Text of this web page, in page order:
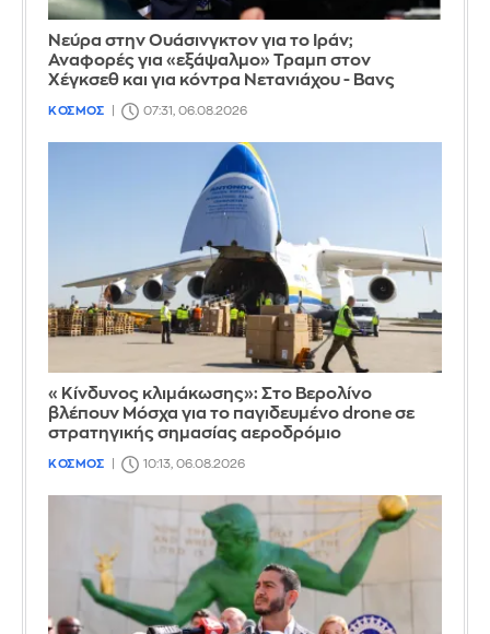
Νεύρα στην Ουάσινγκτον για το Ιράν;
Αναφορές για «εξάψαλμο» Τραμπ στον
Χέγκσεθ και για κόντρα Νετανιάχου - Βανς
ΚΟΣΜΟΣ 07:31, 06.08.2026
«Κίνδυνος κλιμάκωσης»: Στο Βερολίνο
βλέπουν Μόσχα για το παγιδευμένο drone σε
στρατηγικής σημασίας αεροδρόμιο
ΚΟΣΜΟΣ 10:13, 06.08.2026